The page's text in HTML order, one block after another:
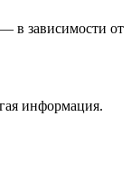
в зависимости от
информация.